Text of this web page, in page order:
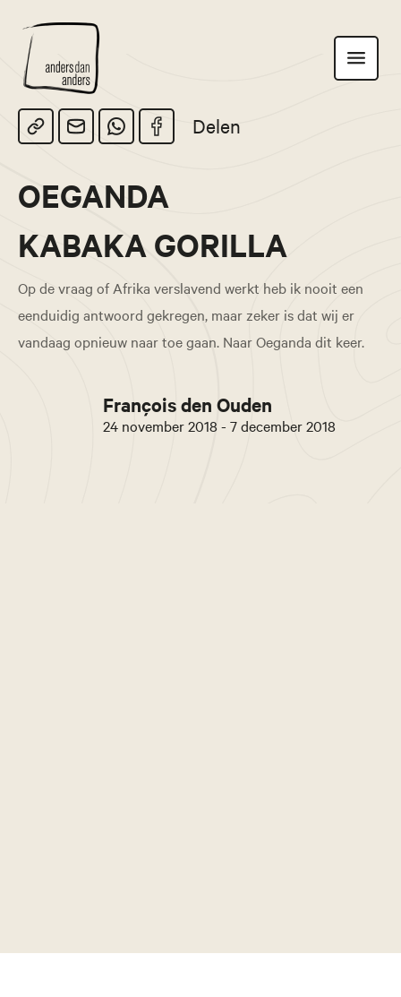
Anders
dan
Anders
Toon
navigatie
Delen
OEGANDA
KABAKA GORILLA
Op de vraag of Afrika verslavend werkt heb ik nooit een
eenduidig antwoord gekregen, maar zeker is dat wij er
vandaag opnieuw naar toe gaan. Naar Oeganda dit keer.
François den Ouden
24 november 2018 - 7 december 2018